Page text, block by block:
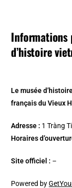
Informations
d’histoire
Le musée
français du Vieux
Adresse : 1 Tràng
Horaires
Site officiel : –
Powered by